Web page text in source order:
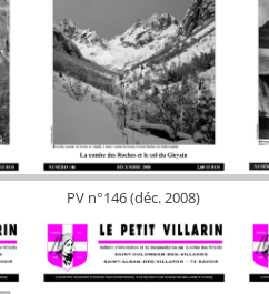
PV n°146 (déc. 2008)